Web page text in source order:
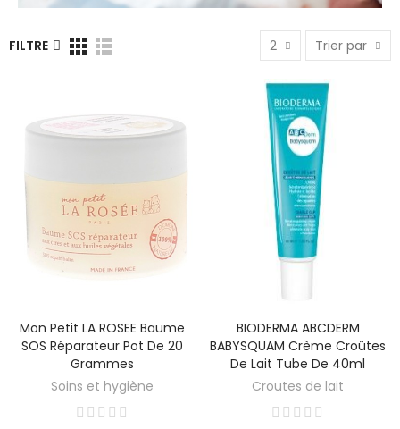
FILTRE 2 Trier par
Mon Petit LA ROSEE Baume
SOS Réparateur Pot De 20
Grammes
Soins et hygiène
BIODERMA ABCDERM
BABYSQUAM Crème Croûtes
De Lait Tube De 40ml
Croutes de lait